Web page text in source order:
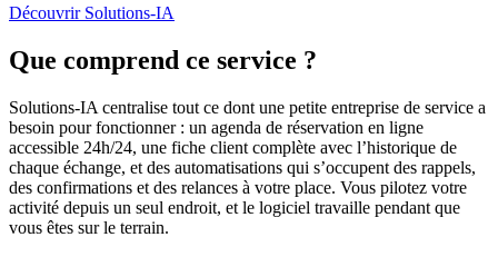
Découvrir Solutions-IA
Que comprend ce service ?
Solutions-IA centralise tout ce dont une petite entreprise de service a
besoin pour fonctionner : un agenda de réservation en ligne
accessible 24h/24, une fiche client complète avec l’historique de
chaque échange, et des automatisations qui s’occupent des rappels,
des confirmations et des relances à votre place. Vous pilotez votre
activité depuis un seul endroit, et le logiciel travaille pendant que
vous êtes sur le terrain.